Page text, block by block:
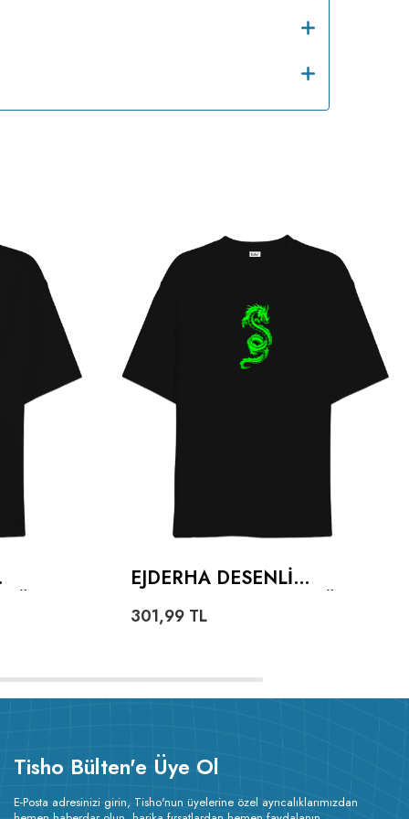
EJDERHA DESENLI
301,99 TL
Tisho Bülten'e Üye Ol
E-Posta adresinizi girin, Tisho'nun üyelerine özel ayrıcalıklarımızdan